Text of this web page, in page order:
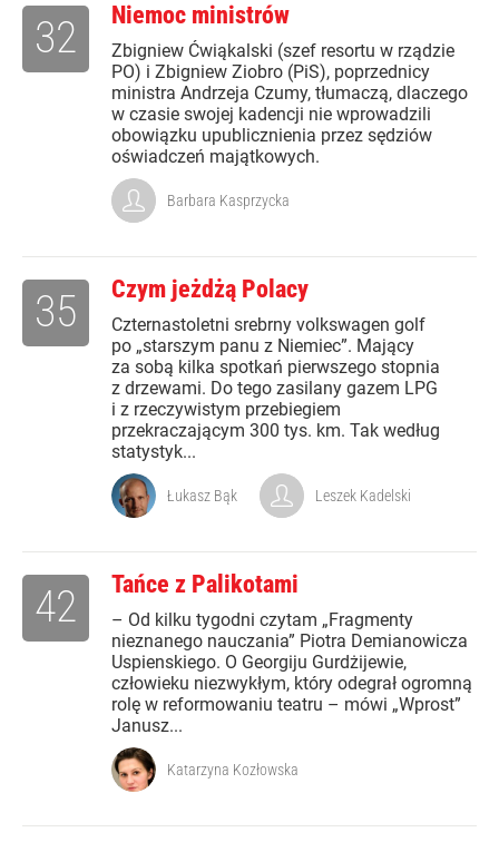
Niemoc ministrów
Zbigniew Ćwiąkalski (szef resortu w rządzie
PO) i Zbigniew Ziobro (PiS), poprzednicy
ministra Andrzeja Czumy, tłumaczą, dlaczego
w czasie swojej kadencji nie wprowadzili
obowiązku upublicznienia przez sędziów
oświadczeń majątkowych.
32
Barbara Kasprzycka
Czym jeżdżą Polacy
Czternastoletni srebrny volkswagen golf
po „starszym panu z Niemiec”. Mający
za sobą kilka spotkań pierwszego stopnia
z drzewami. Do tego zasilany gazem LPG
i z rzeczywistym przebiegiem
przekraczającym 300 tys. km. Tak według
statystyk...
35
Łukasz Bąk Leszek Kadelski
Tańce z Palikotami
– Od kilku tygodni czytam „Fragmenty
nieznanego nauczania” Piotra Demianowicza
Uspienskiego. O Georgiju Gurdżijewie,
człowieku niezwykłym, który odegrał ogromną
rolę w reformowaniu teatru – mówi „Wprost”
Janusz...
42
Katarzyna Kozłowska